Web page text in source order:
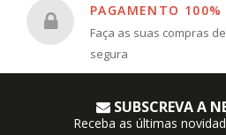
PAGAMENTO 100%
Faça as suas compras
segura
SUBSCREVA A
Receba as últimas